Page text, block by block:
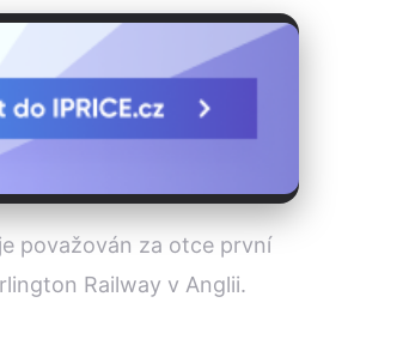
považován za otce první
Railway v Anglii.